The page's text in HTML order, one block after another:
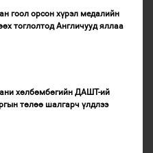
гоол орсон хүрэл медалийн
тоглолтод Англичууд яллаа
хөлбөмбөгийн ДАШТ-ий
төлөө шалгарч үлдлээ